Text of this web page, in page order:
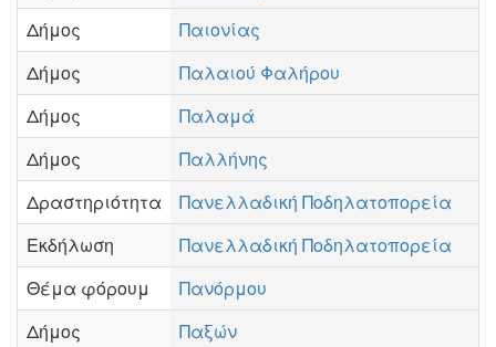
Δήμος
Παιονίας
Δήμος
Παλαιού Φαλήρου
Δήμος
Παλαμά
Δήμος
Παλλήνης
Δραστηριότητα
Πανελλαδική Ποδηλατοπορεία
Εκδήλωση
Πανελλαδική Ποδηλατοπορεία
Θέμα φόρουμ
Πανόρμου
Δήμος
Παξών